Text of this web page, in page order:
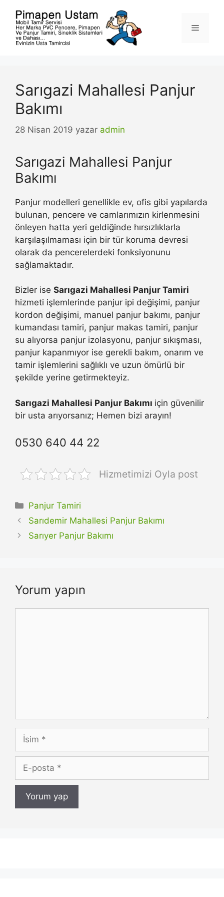
Menü
Sarıgazi Mahallesi Panjur
Bakımı
28 Nisan 2019 yazar admin
Sarıgazi Mahallesi Panjur
Bakımı
Panjur modelleri genellikle ev, ofis gibi yapılarda
bulunan, pencere ve camlarımızın kirlenmesini
önleyen hatta yeri geldiğinde hırsızlıklarla
karşılaşılmaması için bir tür koruma devresi
olarak da pencerelerdeki fonksiyonunu
sağlamaktadır.
Bizler ise Sarıgazi Mahallesi Panjur Tamiri
hizmeti işlemlerinde panjur ipi değişimi, panjur
kordon değişimi, manuel panjur bakımı, panjur
kumandası tamiri, panjur makas tamiri, panjur
su alıyorsa panjur izolasyonu, panjur sıkışması,
panjur kapanmıyor ise gerekli bakım, onarım ve
tamir işlemlerini sağlıklı ve uzun ömürlü bir
şekilde yerine getirmekteyiz.
Sarıgazi Mahallesi Panjur Bakımı için güvenilir
bir usta arıyorsanız; Hemen bizi arayın!
0530 640 44 22
Hizmetimizi Oyla post
Kategoriler
Panjur Tamiri
Sarıdemir Mahallesi Panjur Bakımı
Sarıyer Panjur Bakımı
Yorum yapın
İsim
posta